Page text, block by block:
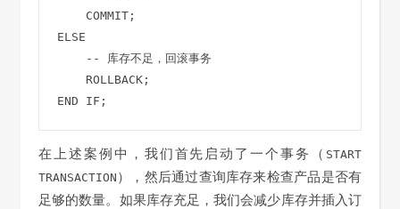
ELSE
在上述案例中，我们首先启动了一个事务（ START
TRANSACTION ），然后通过查询库存来检查产品是否有
足够的数量。如果库存充足，我们会减少库存并插入订